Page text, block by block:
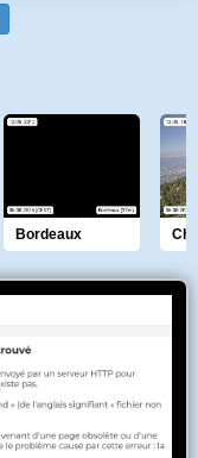
Bordeaux